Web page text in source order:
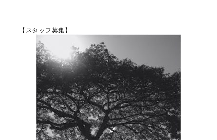
【スタッフ募集】